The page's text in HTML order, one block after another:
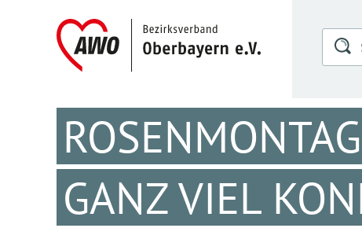
GANZ VIEL